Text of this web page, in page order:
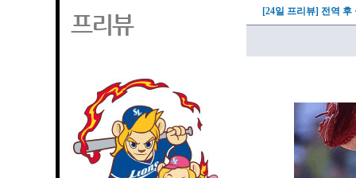
프리뷰 [24일 프리뷰] 전역